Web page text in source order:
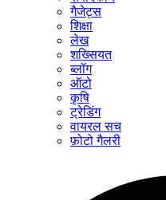
गैजेट्स
शिक्षा
लेख
शख्सियत
ब्लॉग
ऑटो
कृषि
ट्रेडिंग
वायरल सच
फ़ोटो गैलरी